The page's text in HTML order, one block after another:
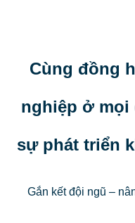
Cùng đồng
nghiệp ở mọi
sự phát triển
Gắn kết đội ngũ –